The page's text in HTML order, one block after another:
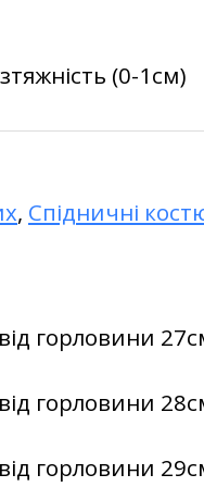
(0-1см)
, Спідничні
горловини
горловини
горловини